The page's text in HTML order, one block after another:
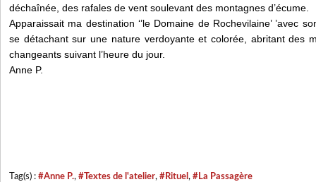
déchaînée, des rafales de vent soulevant des montagnes d’écume.
Apparaissait ma destination ‘’le Domaine de Rochevilaine’ ’avec
se détachant sur une nature verdoyante et colorée, abritant des
changeants suivant l’heure du jour.
Anne P.
Tag(s) : #Anne P., #Textes de l'atelier, #Rituel , #La Passagère